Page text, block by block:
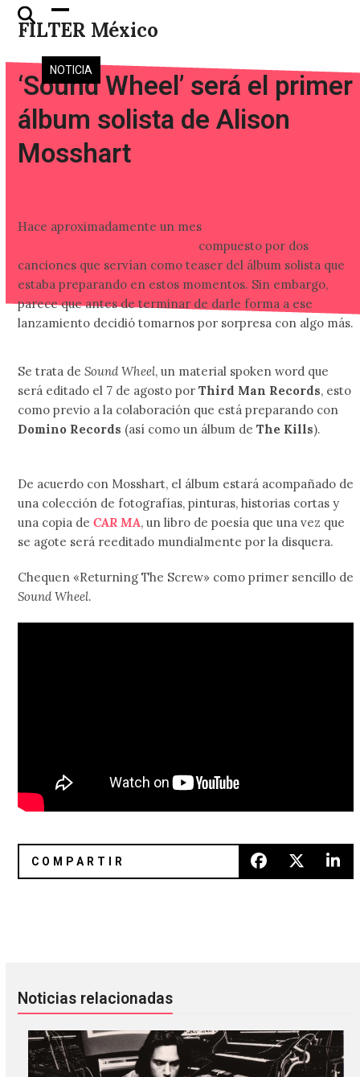
Skip
FILTER México
Open
mobile
menu
Close
mobile
menu
NOTICIA
‘Sound Wheel’ será el primer
álbum solista de Alison
Mosshart
Hace aproximadamente un mes
compuesto por dos
canciones que servían como teaser del álbum solista que
estaba preparando en estos momentos. Sin embargo,
parece que antes de terminar de darle forma a ese
lanzamiento decidió tomarnos por sorpresa con algo más.
Se trata deSound Wheel, un material spoken word que
será editado el 7 de agosto porThird Man Records, esto
como previo a la colaboración que está preparando con
Domino Records (así como un álbum deThe Kills).
De acuerdo con Mosshart, el álbum estará acompañado de
una colección de fotografías, pinturas, historias cortas y
una copia deCAR MA, un libro de poesía que una vez que
se agote será reeditado mundialmente por la disquera.
Chequen «Returning The Screw» como primer sencillo de
Sound Wheel.
Noticias relacionadas